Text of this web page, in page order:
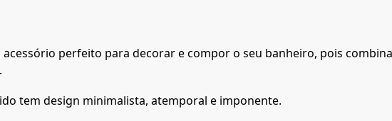
perfeito para decorar e compor o seu banheiro, pois combina
tem design minimalista, atemporal e imponente.